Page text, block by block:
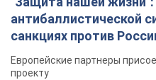
антибаллистической
санкциях против
Видео
Европейские партнеры
проекту